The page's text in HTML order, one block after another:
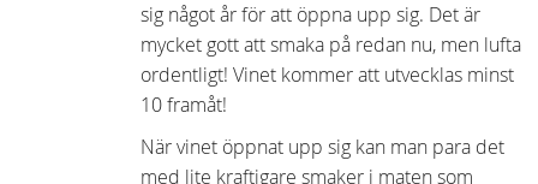
sig något år för att öppna upp sig. Det är
mycket gott att smaka på redan nu, men lufta
ordentligt! Vinet kommer att utvecklas minst
10 framåt!
När vinet öppnat upp sig kan man para det
med lite kraftigare smaker i maten som